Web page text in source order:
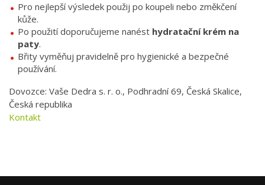
Pro nejlepší výsledek použij po koupeli nebo změkčení
kůže.
Po použití doporučujeme nanést hydratační krém na
paty.
Břity vyměňuj pravidelně pro hygienické a bezpečné
používání.
Dovozce: Vaše Dedra s. r. o., Podhradní 69, Česká Skalice,
Česká republika
Kontakt